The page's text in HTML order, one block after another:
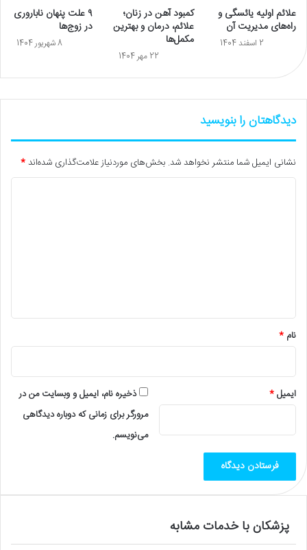
علائم اولیه یائسگی و
راه‌های مدیریت آن
2 اسفند 1404
کمبود آهن در زنان؛
علائم، درمان و بهترین
مکمل‌ها
22 مهر 1404
۹ علت‌ پنهان ناباروری
در زوج‌ها
8 شهریور 1404
دیدگاهتان را بنویسید
نشانی ایمیل شما منتشر نخواهد شد. بخش‌های موردنیاز علامت‌گذاری شده‌اند*
نام *
ایمیل*
ذخیره نام، ایمیل و وبسایت من در
مرورگر برای زمانی که دوباره دیدگاهی
می‌نویسم.
پزشکان با خدمات مشابه